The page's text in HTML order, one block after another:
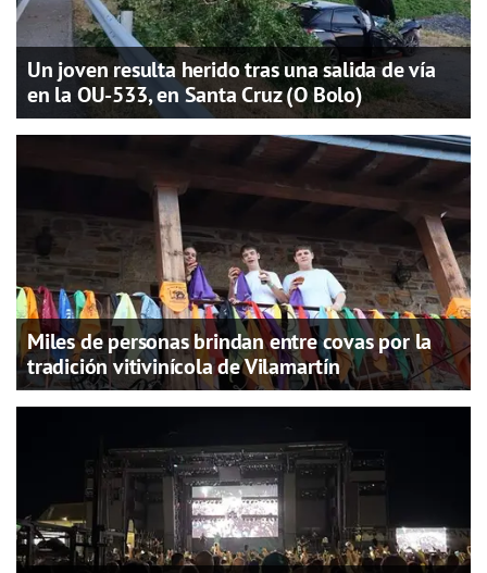
Un joven resulta herido tras una salida de vía
en la OU-533, en Santa Cruz (O Bolo)
Miles de personas brindan entre covas por la
tradición vitivinícola de Vilamartín